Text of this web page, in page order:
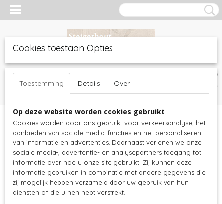
Inloggen Registreren
UW WINKELWAGEN
(0)
Home >Tuinmeubelen>Douglashout tuinmeubels
tafels>Douglashout tuintafel Robuust
Cookies toestaan Opties
Toestemming Details Over
Op deze website worden cookies gebruikt
Cookies worden door ons gebruikt voor verkeersanalyse, het
aanbieden van sociale media-functies en het personaliseren
van informatie en advertenties. Daarnaast verlenen we onze
sociale media-, advertentie- en analysepartners toegang tot
informatie over hoe u onze site gebruikt. Zij kunnen deze
informatie gebruiken in combinatie met andere gegevens die
zij mogelijk hebben verzameld door uw gebruik van hun
diensten of die u hen hebt verstrekt.